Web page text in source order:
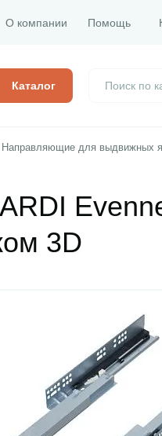
О компании Помощь
Каталог
Направляющие для выдвижных
3D